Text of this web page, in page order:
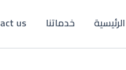
الرئيسية خدماتنا us